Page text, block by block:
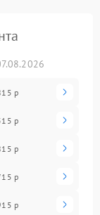
р
р
р
р
р